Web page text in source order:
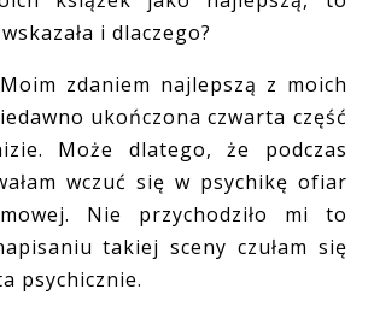
i dlaczego?
Moim zdaniem najlepszą z moich
ukończona czwarta część
Może dlatego, że podczas
wczuć się w psychikę ofiar
Nie przychodziło mi to
takiej sceny czułam się
psychicznie.